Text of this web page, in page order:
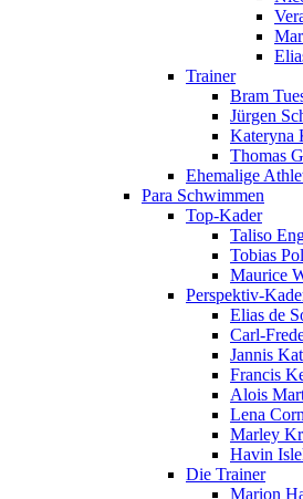
Trainer
Bram
Jürgen
Kateryna
Thomas
Ehemalige
Para Schwimmen
Top-Kader
Taliso
Tobias
Maurice
Perspektiv-
Elias de
Carl-
Jannis
Francis
Alois
Lena
Marley
Havin
Die Trainer
Marion